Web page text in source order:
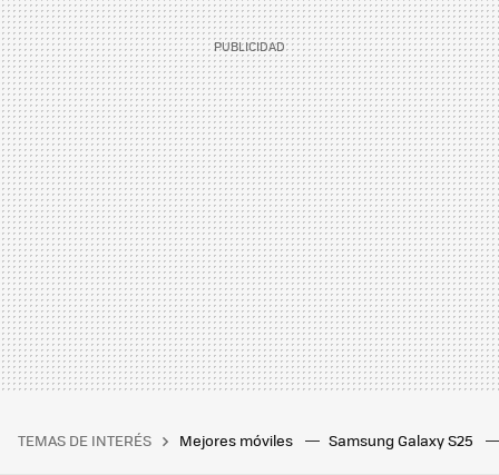
TEMAS DE INTERÉS Mejores móviles Samsung Galaxy S25